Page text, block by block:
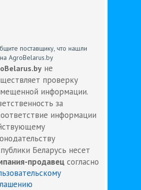
поставщику, что нашли
AgroBelarus.by
не
проверку
информации.
за
информации
Беларусь несет
продавец согласно